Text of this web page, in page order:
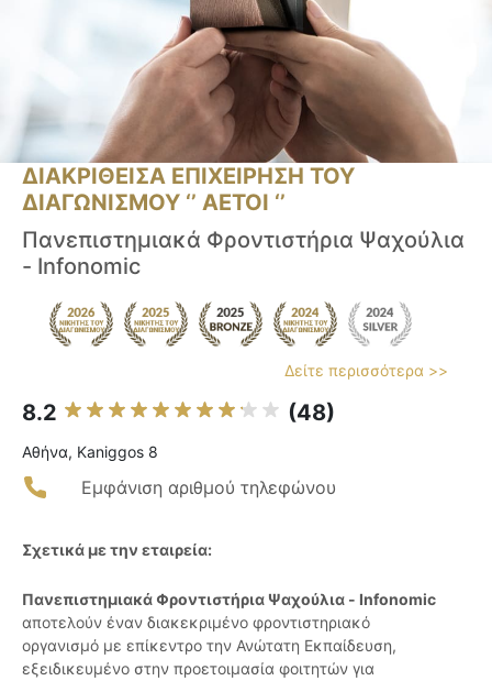
ΔΙΑΚΡΙΘΕΙΣΑ ΕΠΙΧΕΙΡΗΣΗ ΤΟΥ
ΔΙΑΓΩΝΙΣΜΟΥ ‘’ ΑΕΤΟΙ ‘’
Πανεπιστημιακά Φροντιστήρια Ψαχούλια
- Infonomic
Δείτε περισσότερα >>
8.2 (48)
Αθήνα, Kaniggos 8
Εμφάνιση αριθμού τηλεφώνου
Σχετικά με την εταιρεία:
Πανεπιστημιακά Φροντιστήρια Ψαχούλια - Infonomic
αποτελούν έναν διακεκριμένο φροντιστηριακό
οργανισμό με επίκεντρο την Ανώτατη Εκπαίδευση,
εξειδικευμένο στην προετοιμασία φοιτητών για